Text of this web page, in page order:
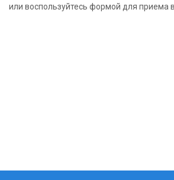
или воспользуйтесь формой для приема